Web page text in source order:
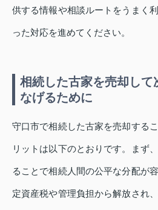
供する情報や相談ルートをうまく
った対応を進めてください。
相続した古家を売却して
なげるために
守口市で相続した古家を売却する
リットは以下のとおりです。まず
ることで相続人間の公平な分配が
定資産税や管理負担から解放され